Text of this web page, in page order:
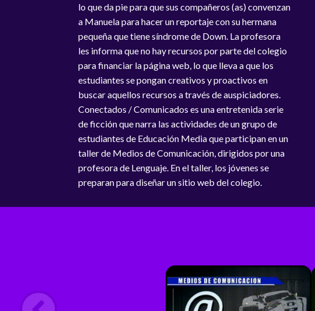
lo que da pie para que sus compañeros (as) convenzan
a Manuela para hacer un reportaje con su hermana
pequeña que tiene síndrome de Down. La profesora
les informa que no hay recursos por parte del colegio
para financiar la página web, lo que lleva a que los
estudiantes se pongan creativos y proactivos en
buscar aquellos recursos a través de auspiciadores.
Conectados / Comunicados es una entretenida serie
de ficción que narra las actividades de un grupo de
estudiantes de Educación Media que participan en un
taller de Medios de Comunicación, dirigidos por una
profesora de Lenguaje. En el taller, los jóvenes se
preparan para diseñar un sitio web del colegio.